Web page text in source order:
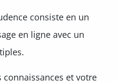
consiste en un
en ligne avec un
connaissances et votre